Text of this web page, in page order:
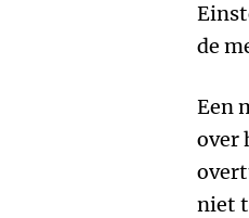
de
Een
over
niet